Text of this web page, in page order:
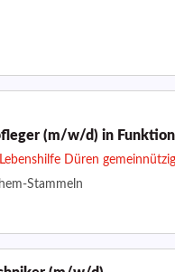
(m/w/d) in
Düren
Stammeln